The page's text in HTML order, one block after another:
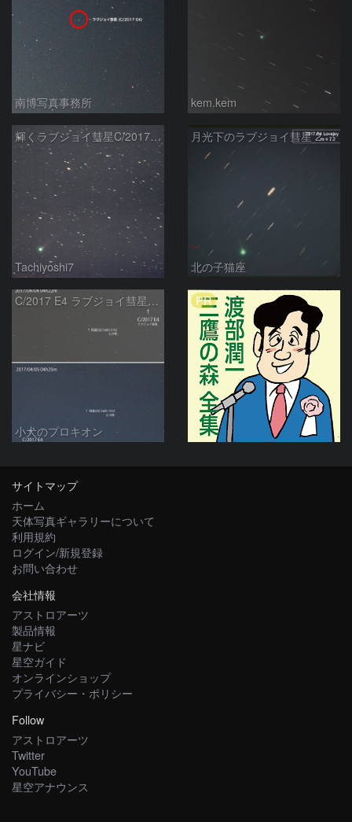
南博写真事務所 kem.kem
輝くラブジョイ彗星C/2017E4
Tachiyoshi7
月光下のラブジョイ彗星 2017E4 Lovejoy
北の子猫座
C/2017 E4 ラブジョイ彗星の動き
小犬のプロキオン
PR
サイトマップ
ホーム
天体写真ギャラリーについて
利用規約
ログイン/新規登録
お問い合わせ
会社情報
アストロアーツ
製品情報
星ナビ
星空ガイド
オンラインショップ
プライバシー・ポリシー
Follow
アストロアーツ
Twitter
YouTube
星空アナウンス